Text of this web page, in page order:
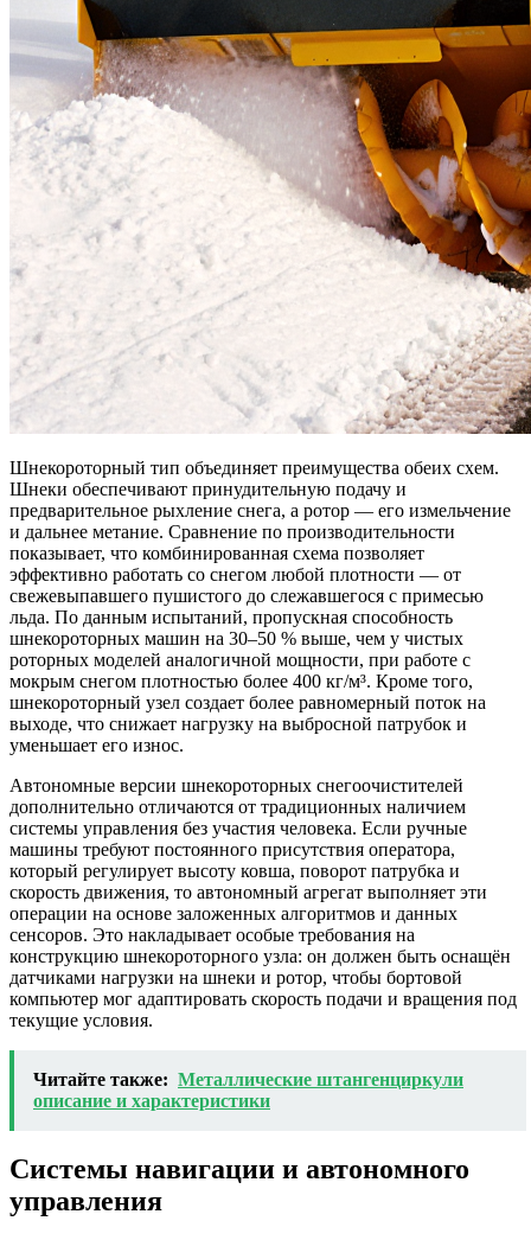
Шнекороторный тип объединяет преимущества обеих схем.
Шнеки обеспечивают принудительную подачу и
предварительное рыхление снега, а ротор — его измельчение
и дальнее метание. Сравнение по производительности
показывает, что комбинированная схема позволяет
эффективно работать со снегом любой плотности — от
свежевыпавшего пушистого до слежавшегося с примесью
льда. По данным испытаний, пропускная способность
шнекороторных машин на 30–50 % выше, чем у чистых
роторных моделей аналогичной мощности, при работе с
мокрым снегом плотностью более 400 кг/м³. Кроме того,
шнекороторный узел создает более равномерный поток на
выходе, что снижает нагрузку на выбросной патрубок и
уменьшает его износ.
Автономные версии шнекороторных снегоочистителей
дополнительно отличаются от традиционных наличием
системы управления без участия человека. Если ручные
машины требуют постоянного присутствия оператора,
который регулирует высоту ковша, поворот патрубка и
скорость движения, то автономный агрегат выполняет эти
операции на основе заложенных алгоритмов и данных
сенсоров. Это накладывает особые требования на
конструкцию шнекороторного узла: он должен быть оснащён
датчиками нагрузки на шнеки и ротор, чтобы бортовой
компьютер мог адаптировать скорость подачи и вращения под
текущие условия.
Читайте также: Металлические штангенциркули
описание и характеристики
Системы навигации и автономного
управления